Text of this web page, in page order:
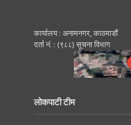
कार्यालय : अनामनगर, काठमाडाैं
दर्ता नं. : (९८८) सूचना विभाग
लोकपाटी टीम